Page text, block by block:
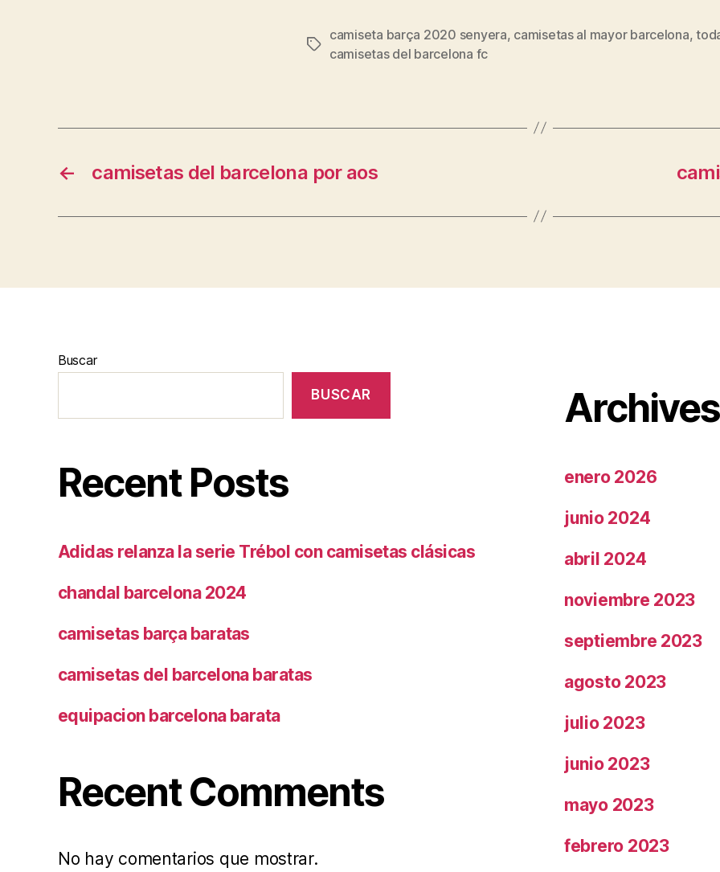
Etiquetas
camiseta barça 2020 senyera, camisetas al mayor barcelona,
camisetas del barcelona fc
← camisetas del barcelona por aos
Buscar
BUSCAR
Recent Posts
Adidas relanza la serie Trébol con camisetas clásicas
chandal barcelona 2024
camisetas barça baratas
camisetas del barcelona baratas
equipacion barcelona barata
Recent Comments
No hay comentarios que mostrar.
Archives
enero 2026
junio 2024
abril 2024
noviembre 2023
septiembre 2023
agosto 2023
julio 2023
junio 2023
mayo 2023
febrero 2023